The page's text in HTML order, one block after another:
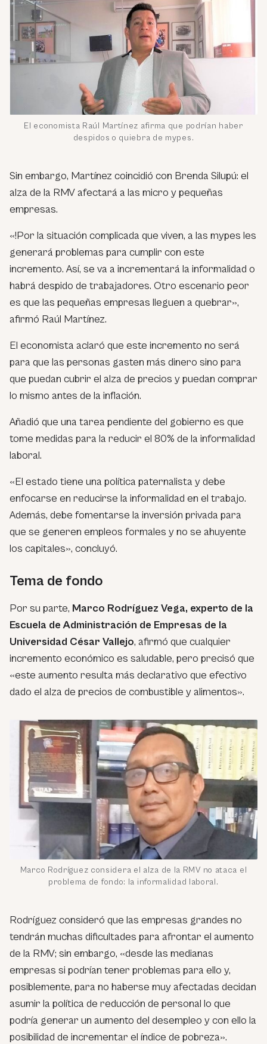
El economista Raúl Martínez afirma que podrían haber
despidos o quiebra de mypes.
Sin embargo, Martínez coincidió con Brenda Silupú: el
alza de la RMV afectará a las micro y pequeñas
empresas.
«!Por la situación complicada que viven, a las mypes les
generará problemas para cumplir con este
incremento. Así, se va a incrementará la informalidad o
habrá despido de trabajadores. Otro escenario peor
es que las pequeñas empresas lleguen a quebrar»,
afirmó Raúl Martínez.
El economista aclaró que este incremento no será
para que las personas gasten más dinero sino para
que puedan cubrir el alza de precios y puedan comprar
lo mismo antes de la inflación.
Añadió que una tarea pendiente del gobierno es que
tome medidas para la reducir el 80% de la informalidad
laboral.
«El estado tiene una política paternalista y debe
enfocarse en reducirse la informalidad en el trabajo.
Además, debe fomentarse la inversión privada para
que se generen empleos formales y no se ahuyente
los capitales», concluyó.
Tema de fondo
Por su parte, Marco Rodríguez Vega, experto de la
Escuela de Administración de Empresas de la
Universidad César Vallejo, afirmó que cualquier
incremento económico es saludable, pero precisó que
«este aumento resulta más declarativo que efectivo
dado el alza de precios de combustible y alimentos».
Marco Rodríguez considera el alza de la RMV no ataca el
problema de fondo: la informalidad laboral.
Rodríguez consideró que las empresas grandes no
tendrán muchas dificultades para afrontar el aumento
de la RMV; sin embargo, «desde las medianas
empresas si podrían tener problemas para ello y,
posiblemente, para no haberse muy afectadas decidan
asumir la política de reducción de personal lo que
podría generar un aumento del desempleo y con ello la
posibilidad de incrementar el índice de pobreza».